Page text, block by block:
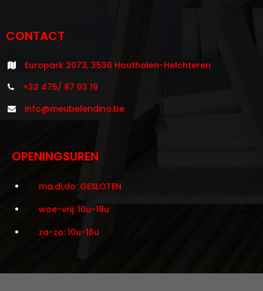
CONTACT
Europark 2073, 3530 Houthalen-Helchteren
+32 475/ 87 03 19
info@meubelendino.be
OPENINGSUREN
ma,di,do: GESLOTEN
woe-vrij: 10u-18u
za-zo: 10u-16u